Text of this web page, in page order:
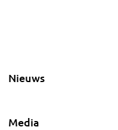
Nieuws
Media